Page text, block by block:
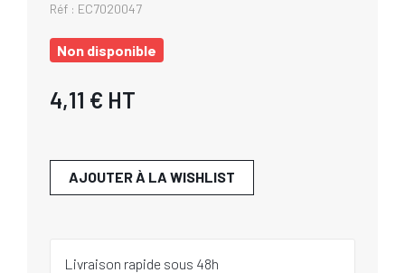
Réf : EC7020047
Non disponible
4,11 € HT
AJOUTER À LA WISHLIST
Livraison rapide sous 48h